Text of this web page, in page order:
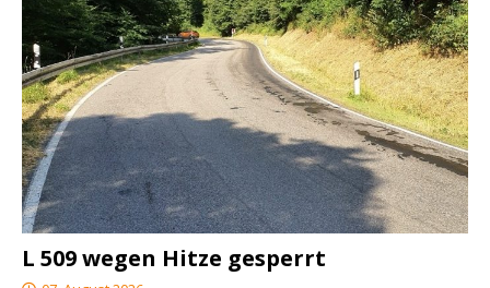
L 509 wegen Hitze gesperrt